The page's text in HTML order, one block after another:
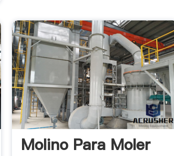
Molino Para Moler